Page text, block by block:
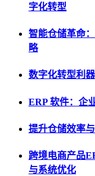
字化转型
智能仓储革命
略
数字化转型利
ERP 软件：企
提升仓储效率
跨境电商产品
与系统优化